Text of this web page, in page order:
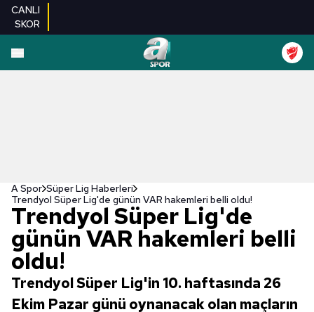
CANLI
SKOR
A Spor Süper Lig Haberleri
Trendyol Süper Lig'de günün VAR hakemleri belli oldu!
Trendyol Süper Lig'de
günün VAR hakemleri belli
oldu!
Trendyol Süper Lig'in 10. haftasında 26
Ekim Pazar günü oynanacak olan maçların